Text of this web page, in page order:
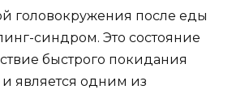
головокружения после еды
синдром. Это состояние
быстрого покидания
является одним из